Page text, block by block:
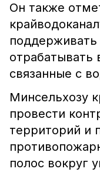
Он также
отрабатывать
связанные с
Минсельхозу
провести
территорий и
полос вокруг